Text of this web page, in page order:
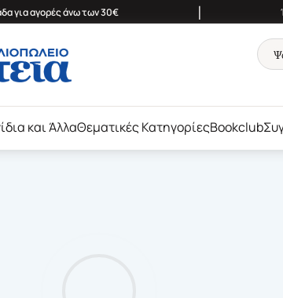
για αγορές άνω των 30€ |
και ΆλλαΘεματικές ΚατηγορίεςBookclub